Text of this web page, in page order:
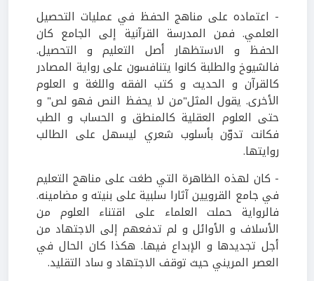
- اعتماده على مناهج الحفظ في عمليات التحصيل
العلمي. فمن المدرسة القرآنية إلى الجامع كان
الحفظ و الاستظهار أصل التعليم و التحصيل.
فالشيوخ والطلبة كانوا يتنافسون على رواية المصادر
كالقرآن و الحديث و كتب الفقه واللغة و العلوم
الأخرى. يقول المثل"من لا يحفظ النص فهو لص" و
حتى العلوم العقلية كالمنطق و الحساب و الطب
فكانت تدوّن بأسلوب شعري ليسهل على الطالب
روايتها.
- كان لهذه الظاهرة التي طغت على مناهج التعليم
في جامع القرويين آثارا سلبية على بنيته و مضامينه.
فالرواية حملت العلماء على اقتناء العلوم من
الأسلاف و الأوائل و لم تدفعهم إلى الاجتهاد من
أجل تجديدها و الإبداع فيها. هكذا كان الحال في
العصر المريني حيث توقف الاجتهاد و ساد التقليد.